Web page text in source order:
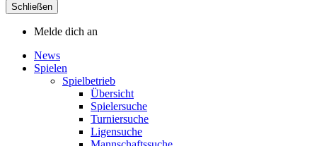
Schließen
Melde dich an
News
Spielen
Spielbetrieb
Übersicht
Spielersuche
Turniersuche
Ligensuche